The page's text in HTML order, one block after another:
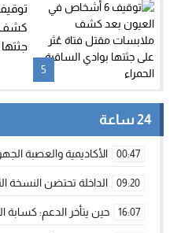
5
كشف
24 ساعة
00:47 الأكاديمية والعصبة
09:20 الداخلة تحتضن النسخة
16:07 حين يتأخر الدعم: كسابة